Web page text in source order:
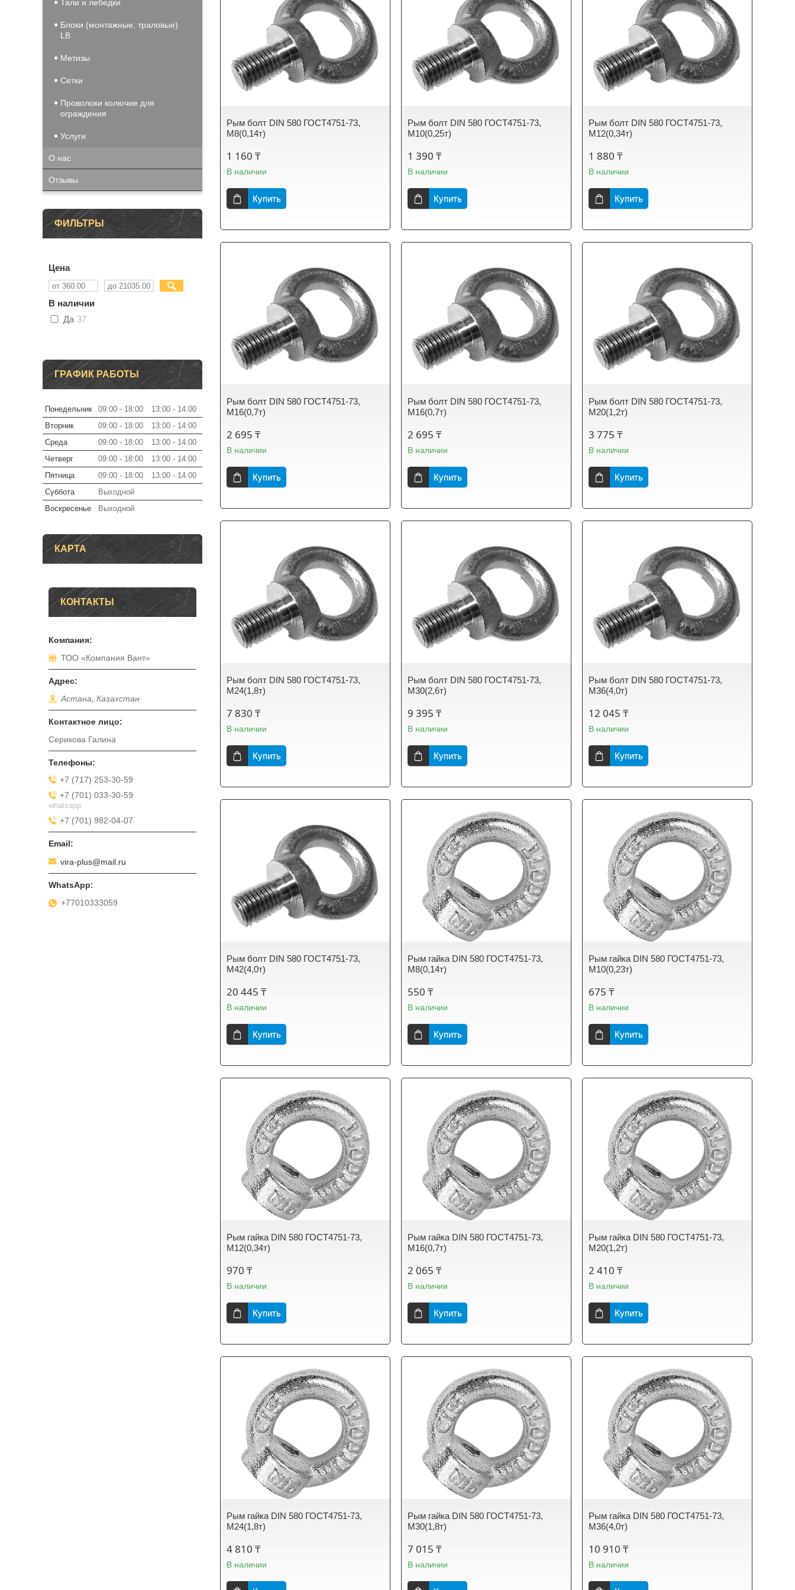
Рым болт DIN 580 ГОСТ4751-73,
М8(0,14т)
1 160 ₸
В наличии
Купить
Рым болт DIN 580 ГОСТ4751-73,
М10(0,25т)
1 390 ₸
В наличии
Купить
Рым болт DIN 580 ГОСТ4751-73,
М12(0,34т)
1 880 ₸
В наличии
Купить
Рым болт DIN 580 ГОСТ4751-73,
М16(0,7т)
2 695 ₸
В наличии
Купить
Рым болт DIN 580 ГОСТ4751-73,
М16(0,7т)
2 695 ₸
В наличии
Купить
Рым болт DIN 580 ГОСТ4751-73,
М20(1,2т)
3 775 ₸
В наличии
Купить
Рым болт DIN 580 ГОСТ4751-73,
М24(1,8т)
7 830 ₸
В наличии
Купить
Рым болт DIN 580 ГОСТ4751-73,
М30(2,6т)
9 395 ₸
В наличии
Купить
Рым болт DIN 580 ГОСТ4751-73,
М36(4,0т)
12 045 ₸
В наличии
Купить
Рым болт DIN 580 ГОСТ4751-73,
М42(4,0т)
20 445 ₸
В наличии
Купить
Рым гайка DIN 580 ГОСТ4751-73,
М8(0,14т)
550 ₸
В наличии
Купить
Рым гайка DIN 580 ГОСТ4751-73,
М10(0,23т)
675 ₸
В наличии
Купить
Рым гайка DIN 580 ГОСТ4751-73,
М12(0,34т)
970 ₸
В наличии
Купить
Рым гайка DIN 580 ГОСТ4751-73,
М16(0,7т)
2 065 ₸
В наличии
Купить
Рым гайка DIN 580 ГОСТ4751-73,
М20(1,2т)
2 410 ₸
В наличии
Купить
Рым гайка DIN 580 ГОСТ4751-73,
М24(1,8т)
4 810 ₸
В наличии
Рым гайка DIN 580 ГОСТ4751-73,
М30(1,8т)
7 015 ₸
В наличии
Рым гайка DIN 580 ГОСТ4751-73,
М36(4,0т)
10 910 ₸
В наличии
Тали и лебедки
Блоки (монтажные, траловые)
LB
Метизы
Сетки
Проволоки колючие для
ограждения
Услуги
О нас
Отзывы
ФИЛЬТРЫ
Цена
В наличии
Да 37
ГРАФИК РАБОТЫ
Понедельник 09:00 18:00 13:00
14:00
Вторник
09:00 18:00 13:00
14:00
Среда
09:00 18:00 13:00
14:00
Четверг
09:00 18:00 13:00
14:00
Пятница
09:00 18:00 13:00
14:00
Суббота
Выходной
Воскресенье
Выходной
КАРТА
КОНТАКТЫ
ТОО «Компания Вант»
Астана, Казахстан
Серикова Галина
+7 (717) 253-30-59
+7 (701) 033-30-59
whatsapp
+7 (701) 982-04-07
vira-plus@mail.ru
+77010333059